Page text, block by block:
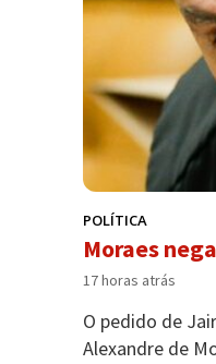
POLÍTICA
Moraes
17 horas atrás
O pedido de
Alexandre de